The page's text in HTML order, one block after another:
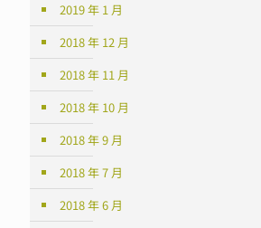
2019 年 1 月
2018 年 12 月
2018 年 11 月
2018 年 10 月
2018 年 9 月
2018 年 7 月
2018 年 6 月